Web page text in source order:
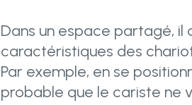
Dans un espace partagé, il
caractéristiques des
Par exemple, en se
probable que le cariste ne